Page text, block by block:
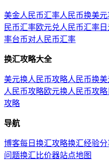
美金人民币汇率人民币换美
民币汇率欧元兑人民币汇率
率台币对人民币汇率
换汇攻略大全
美元换人民币攻略人民币换
人民币攻略欧元换人民币攻略
攻略
导航
博客每日换汇攻略换汇经验分
问题换汇比价器站点地图